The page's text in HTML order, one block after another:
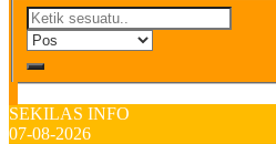
SEKILAS INFO
07-08-2026